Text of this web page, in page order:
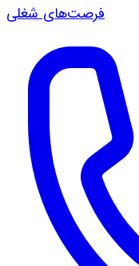
فرصت‌های شغلی